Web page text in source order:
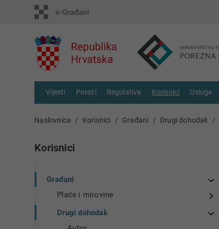
Vijesti Porezi Regulativa Korisnici Usluge
Naslovnica Korisnici Građani Drugi dohodak
Korisnici
Građani
Plaće i mirovine
Drugi dohodak